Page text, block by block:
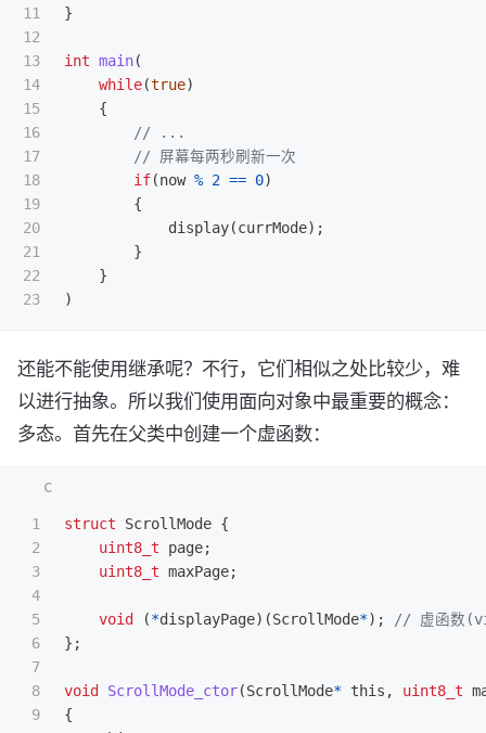
11
12
13
14
15
16
17
18
19
20
21
22
}
int main(
while(true)
{
// ...
// 屏幕每两秒刷新一次
if(now % 2 == 0)
{
display(currMode);
}
}
)
还能不能使用继承呢？不行，它们相似之处比较少，难
以进行抽象。所以我们使用面向对象中最重要的概念：
多态。首先在父类中创建一个虚函数：
1
2
3
4
5
6
7
8
9
struct ScrollMode {
uint8_t
page;
uint8_t maxPage;
void (*displayPage)(ScrollMode*);
// 虚函数
};
void ScrollMode_ctor(ScrollMode* this , uint8_t
{